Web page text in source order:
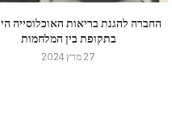
החברה להגנת בריאות האוכלוסייה
בתקופת בין המלחמות
27 מרץ 2024